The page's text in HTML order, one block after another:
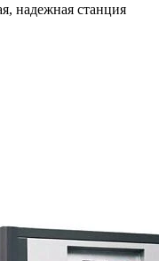
надежная станция